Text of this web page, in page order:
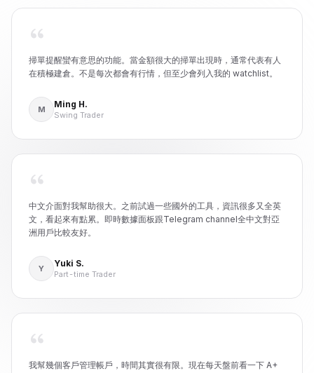
掃單提醒蠻有意思的功能。當金額很大的掃單出現時，通常代表有人
在積極建倉。不是每次都會有行情，但至少會列入我的 watchlist。
M
Ming H.
Swing Trader
中文介面對我幫助很大。之前試過一些國外的工具，資訊很多又全英
文，看起來有點累。即時數據面板跟Telegram channel全中文對亞
洲用戶比較友好。
Y
Yuki S.
Part-time Trader
我幫幾個客戶管理帳戶，時間其實很有限。現在每天盤前看一下 A+